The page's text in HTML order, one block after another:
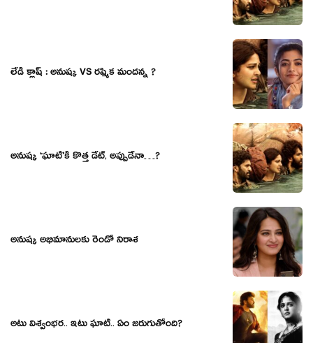
లేడీ క్లాష్ : అనుష్క VS రష్మిక మందన్న ?
అనుష్క ‘ఘాటి’కి కొత్త డేట్, అప్పుడేనా…?
అనుష్క అభిమానులకు రెండో నిరాశ
అటు విశ్వంభర.. ఇటు ఘాటి.. ఏం జరుగుతోంది?